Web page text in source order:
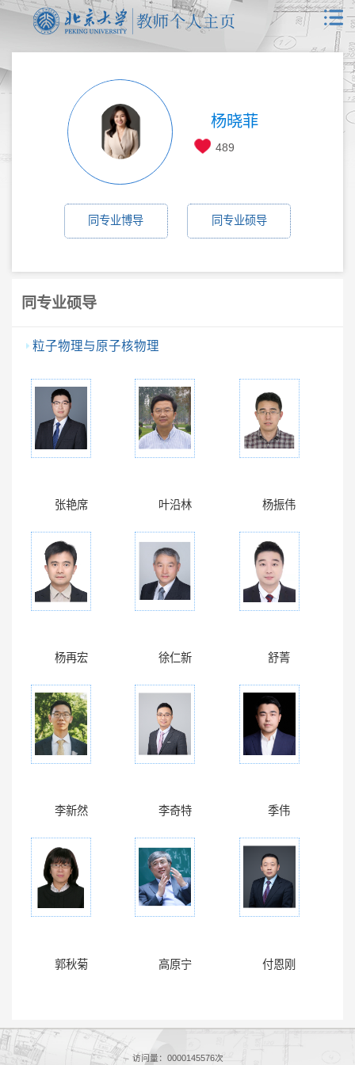
杨晓菲
489
同专业博导 同专业硕导
同专业硕导
粒子物理与原子核物理
张艳席 叶沿林 杨振伟
杨再宏 徐仁新 舒菁
李新然 李奇特 季伟
郭秋菊 高原宁 付恩刚
访问量： 0000145576次